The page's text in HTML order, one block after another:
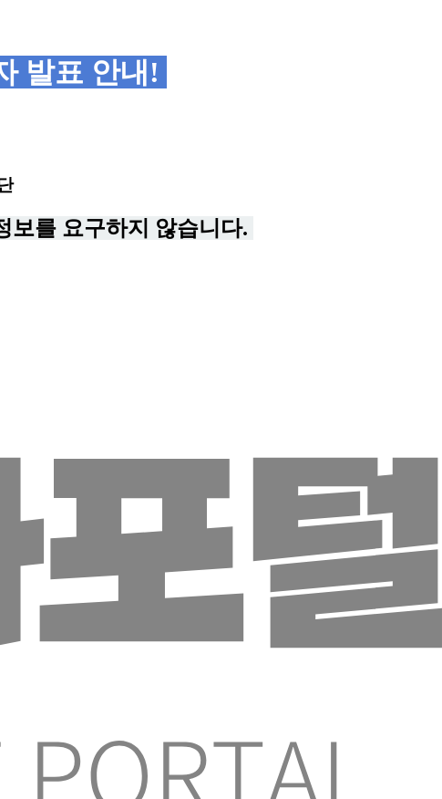
발표 안내!
보를 요구하지 않습니다.